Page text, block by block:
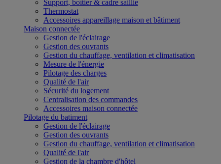
Support, boîtier & cadre saillie
Thermostat
Accessoires appareillage maison et bâtiment
Maison connectée
Gestion de l'éclairage
Gestion des ouvrants
Gestion du chauffage, ventilation et climatisation
Mesure de l'énergie
Pilotage des charges
Qualité de l'air
Sécurité du logement
Centralisation des commandes
Accessoires maison connectée
Pilotage du batiment
Gestion de l'éclairage
Gestion des ouvrants
Gestion du chauffage, ventilation et climatisation
Qualité de l'air
Gestion de la chambre d'hôtel